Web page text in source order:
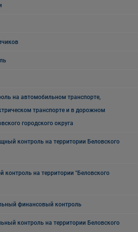
на автомобильном транспорте,
транспорте и в дорожном
городского округа
контроль на территории Беловского
контроль на территории "Беловского
финансовый контроль
контроль на территории Беловского